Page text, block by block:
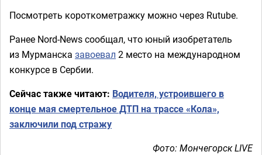
Посмотреть короткометражку можно через Rutube.
Ранее Nord-News сообщал, что юный изобретатель
из Мурманска завоевал 2 место на международном
конкурсе в Сербии.
Сейчас также читают: Водителя, устроившего в
конце мая смертельное ДТП на трассе «Кола»,
заключили под стражу
Фото: Мончегорск LIVE